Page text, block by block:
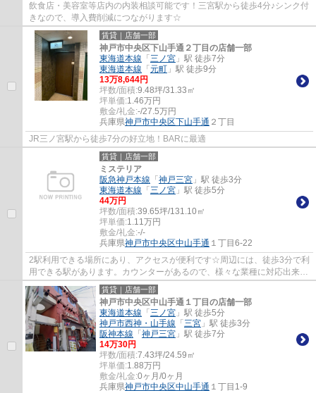
飲食店・美容室等店内の内装相談可能です！三宮駅から徒歩4分♪シンク付
きなので、導入費削減につながります☆
賃貸｜店舗一部
神戸市中央区下山手通２丁目の店舗一部
東海道本線 「 三ノ宮 」駅 徒歩7分
東海道本線 「 元町 」駅 徒歩9分
13万8,644円
坪数/面積:9.48坪/31.33㎡
坪単価:1.46万円
敷金/礼金:-/27.5万円
兵庫県神戸市中央区下山手通 ２丁目
JR三ノ宮駅から徒歩7分の好立地！BARに最適
賃貸｜店舗一部
ミステリア
阪急神戸本線 「 神戸三宮 」駅 徒歩3分
東海道本線 「 三ノ宮 」駅 徒歩5分
44万円
坪数/面積:39.65坪/131.10㎡
坪単価:1.11万円
敷金/礼金:-/-
兵庫県神戸市中央区中山手通 １丁目6-22
2駅利用できる場所にあり、アクセスが便利です☆周辺には、徒歩3分で利
用できる駅があります。カウンターがあるので、様々な業種に対応出来ま
す！
賃貸｜店舗一部
神戸市中央区中山手通１丁目の店舗一部
東海道本線 「 三ノ宮 」駅 徒歩5分
神戸市西神・山手線 「 三宮 」駅 徒歩3分
阪神本線 「 神戸三宮 」駅 徒歩7分
14万30円
坪数/面積:7.43坪/24.59㎡
坪単価:1.88万円
敷金/礼金:0ヶ月/0ヶ月
兵庫県神戸市中央区中山手通 １丁目1-9